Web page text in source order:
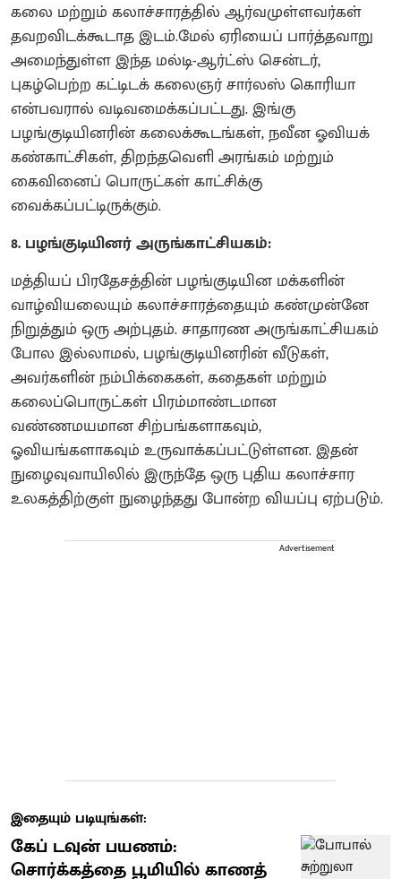
கலை மற்றும் கலாச்சாரத்தில் ஆர்வமுள்ளவர்கள்
தவறவிடக்கூடாத இடம்.மேல் ஏரியைப் பார்த்தவாறு
அமைந்துள்ள இந்த மல்டி-ஆர்ட்ஸ் சென்டர்,
புகழ்பெற்ற கட்டிடக் கலைஞர் சார்லஸ் கொரியா
என்பவரால் வடிவமைக்கப்பட்டது. இங்கு
பழங்குடியினரின் கலைக்கூடங்கள், நவீன ஓவியக்
கண்காட்சிகள், திறந்தவெளி அரங்கம் மற்றும்
கைவினைப் பொருட்கள் காட்சிக்கு
வைக்கப்பட்டிருக்கும்.
8. பழங்குடியினர் அருங்காட்சியகம்:
மத்தியப் பிரதேசத்தின் பழங்குடியின மக்களின்
வாழ்வியலையும் கலாச்சாரத்தையும் கண்முன்னே
நிறுத்தும் ஒரு அற்புதம். சாதாரண அருங்காட்சியகம்
போல இல்லாமல், பழங்குடியினரின் வீடுகள்,
அவர்களின் நம்பிக்கைகள், கதைகள் மற்றும்
கலைப்பொருட்கள் பிரம்மாண்டமான
வண்ணமயமான சிற்பங்களாகவும்,
ஓவியங்களாகவும் உருவாக்கப்பட்டுள்ளன. இதன்
நுழைவுவாயிலில் இருந்தே ஒரு புதிய கலாச்சார
உலகத்திற்குள் நுழைந்தது போன்ற வியப்பு ஏற்படும்.
Advertisement
இதையும் படியுங்கள்:
கேப் டவுன் பயணம்:
சொர்க்கத்தை பூமியில் காணத்